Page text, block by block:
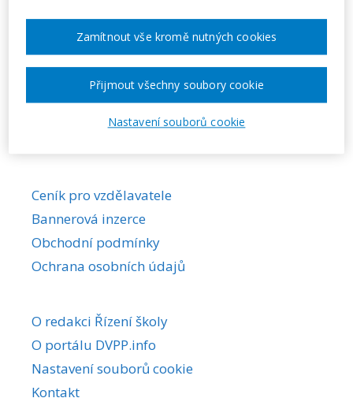
Požadovaná akce nebyla nalezena.
Ceník pro vzdělavatele
Bannerová inzerce
Obchodní podmínky
Ochrana osobních údajů
O redakci Řízení školy
O portálu DVPP.info
Nastavení souborů cookie
Kontakt
Nastavení souborů cookie
Zamítnout vše kromě nutných cookies
Přijmout všechny soubory cookie